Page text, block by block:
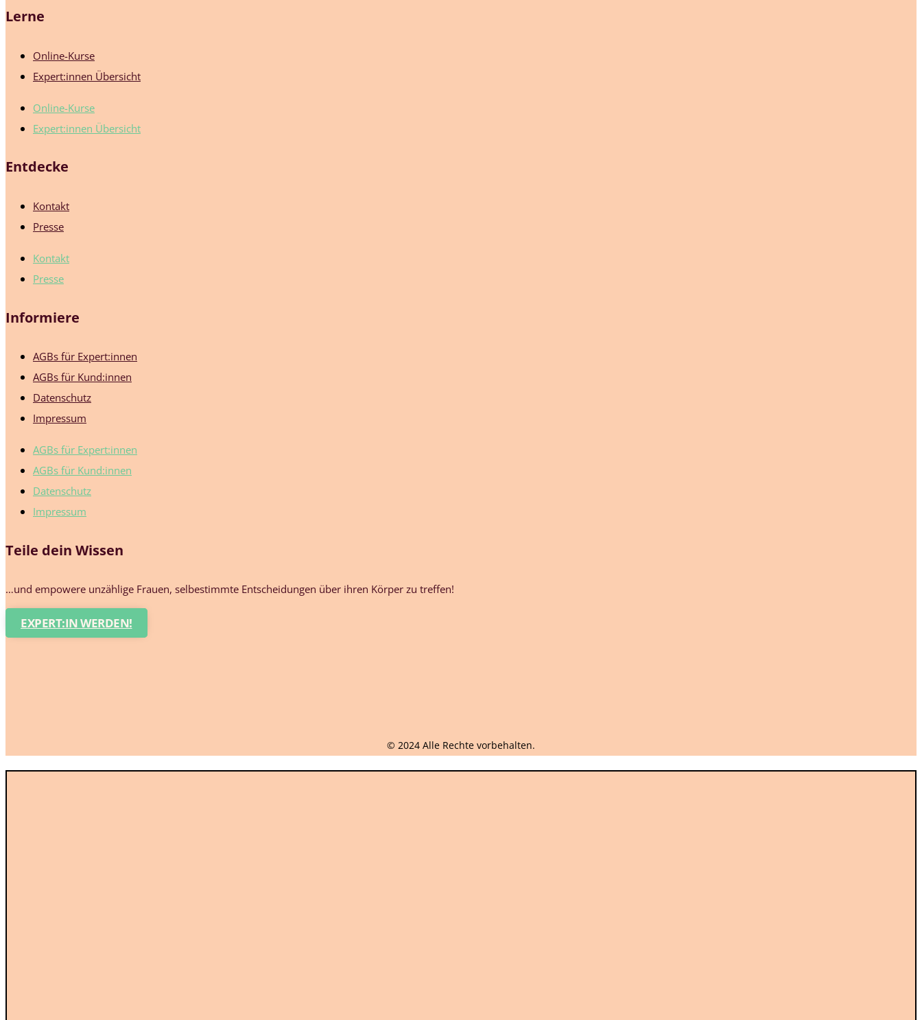
Lerne
Online-Kurse
Expert:innen Übersicht
Online-Kurse
Expert:innen Übersicht
Entdecke
Kontakt
Presse
Kontakt
Presse
Informiere
AGBs für Expert:innen
AGBs für Kund:innen
Datenschutz
Impressum
AGBs für Expert:innen
AGBs für Kund:innen
Datenschutz
Impressum
Teile dein Wissen
…und empowere unzählige Frauen, selbestimmte Entscheidungen über ihren Körper zu treffen!
EXPERT:IN WERDEN!
© 2024 Alle Rechte vorbehalten.